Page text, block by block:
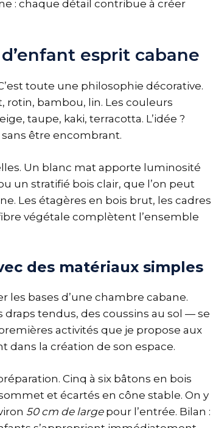
: chaque détail contribue à créer
esprit cabane
toute une philosophie décorative.
bambou, lin. Les couleurs
taupe, kaki, terracotta. L’idée ?
être encombrant.
Un blanc mat apporte luminosité
un stratifié bois clair, que l’on peut
Les étagères en bois brut, les cadres
végétale complètent l’ensemble
des matériaux simples
les bases d’une chambre cabane.
tendus, des coussins au sol — se
premières activités que je propose aux
dans la création de son espace.
Cinq à six bâtons en bois
et écartés en cône stable. On y
50 cm de largepour l’entrée. Bilan :